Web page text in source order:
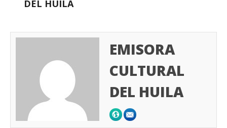
DEL HUILA
EMISORA
CULTURAL
DEL HUILA